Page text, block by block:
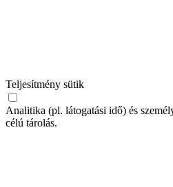
Teljesítmény sütik
Analitika (pl. látogatási idő) és
célú tárolás.